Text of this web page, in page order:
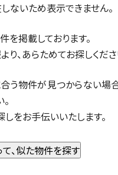
ないため表示できません。
を掲載しております。
、あらためてお探しくださ
う物件が見つからない場
をお手伝いいたします。